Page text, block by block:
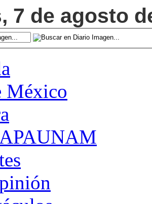
7 de agosto
México